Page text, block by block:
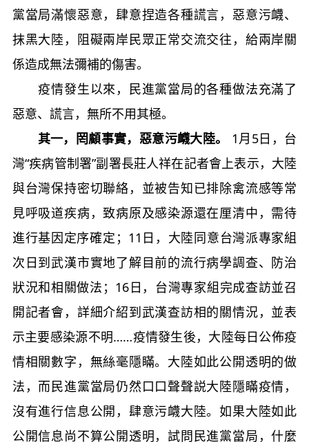
黨當局滿懷惡意，肆意捏造各種謊言，惡意污衊、
抹黑大陸，阻礙兩岸民眾正常交流交往，給兩岸關
係造成無法彌補的傷害。
疫情發生以來，民進黨當局的各種做法充滿了
惡意、謊言，無所不用其極。
其一，罔顧事實，惡意污衊大陸。
1月5日，台
灣“疾病管制署”副署長莊人祥在記者會上表示，大陸
與台灣保持密切聯絡，並被告知已排除禽流感等常
見呼吸道疾病，致病原及感染源還在厘清中，需待
進行基因定序確定；11日，大陸同意台灣派專家組
次日到武漢市實地了解目前的流行病學調查、防治
狀況和相關做法；16日，台灣專家組完成查訪並召
開記者會，詳細介紹到武漢查訪相的關情況，並表
示主要感染源不明……疫情發生後，大陸每日公佈疫
情相關數字，無絲毫隱瞞。大陸如此公開透明的做
法，而民進黨當局仍然口口聲聲説大陸隱瞞疫情，
沒有進行信息公開，肆意污衊大陸。如果大陸如此
公開信息尚不算公開透明，試問民進黨當局，什麼